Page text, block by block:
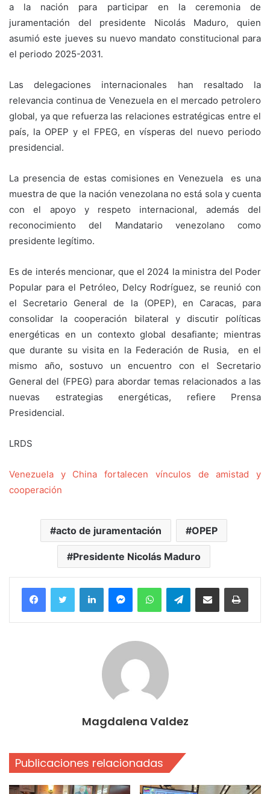
a la nación para participar en la ceremonia de
juramentación del presidente Nicolás Maduro, quien
asumió este jueves su nuevo mandato constitucional para
el periodo 2025-2031.
Las delegaciones internacionales han resaltado la
relevancia continua de Venezuela en el mercado petrolero
global, ya que refuerza las relaciones estratégicas entre el
país, la OPEP y el FPEG, en vísperas del nuevo periodo
presidencial.
La presencia de estas comisiones en Venezuela es una
muestra de que la nación venezolana no está sola y cuenta
con el apoyo y respeto internacional, además del
reconocimiento del Mandatario venezolano como
presidente legítimo.
Es de interés mencionar, que el 2024 la ministra del Poder
Popular para el Petróleo, Delcy Rodríguez, se reunió con
el Secretario General de la (OPEP), en Caracas, para
consolidar la cooperación bilateral y discutir políticas
energéticas en un contexto global desafiante; mientras
que durante su visita en la Federación de Rusia, en el
mismo año, sostuvo un encuentro con el Secretario
General del (FPEG) para abordar temas relacionados a las
nuevas estrategias energéticas, refiere Prensa
Presidencial.
LRDS
Venezuela y China fortalecen vínculos de amistad y
cooperación
acto de juramentación OPEP
Presidente Nicolás Maduro
FacebookTwitter LinkedInMessengerWhatsAppTelegramCompartir por correo electrónico
Magdalena Valdez
Publicaciones relacionadas